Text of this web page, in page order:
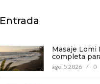
Entrada
Masaje Lomi
completa
mente
ago, 5 2026 / 0